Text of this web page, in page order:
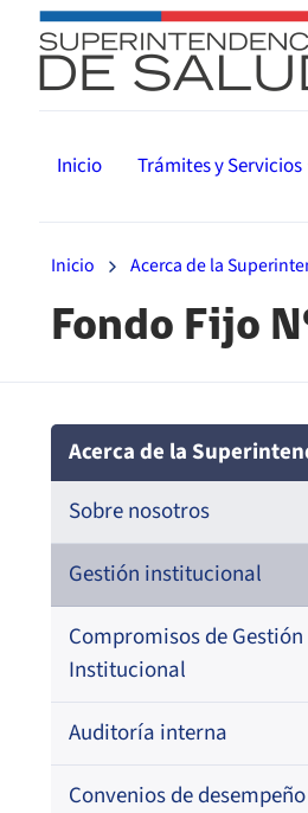
Inicio Trámites y Servicios
Inicio Acerca de la
Fondo Fijo
Acerca de la
Sobre nosotros
Historia
Definiciones estratégicas
Gestión institucional
Compromisos de Gestión
Institucional
1. Formulación Metas de
Auditoría interna
Convenios de